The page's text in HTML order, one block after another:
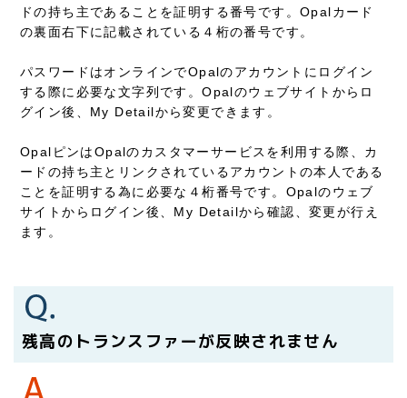
ドの持ち主であることを証明する番号です。Opalカード
の裏面右下に記載されている４桁の番号です。
パスワードはオンラインでOpalのアカウントにログイン
する際に必要な文字列です。Opalのウェブサイトからロ
グイン後、My Detailから変更できます。
OpalピンはOpalのカスタマーサービスを利用する際、カ
ードの持ち主とリンクされているアカウントの本人である
ことを証明する為に必要な４桁番号です。Opalのウェブ
サイトからログイン後、My Detailから確認、変更が行え
ます。
残高のトランスファーが反映されません